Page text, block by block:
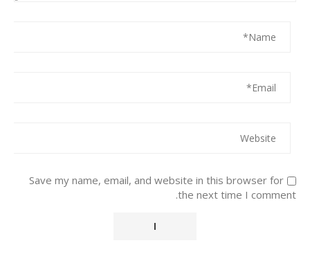
Save my name, email, and website in this browser for
the next time I comment.